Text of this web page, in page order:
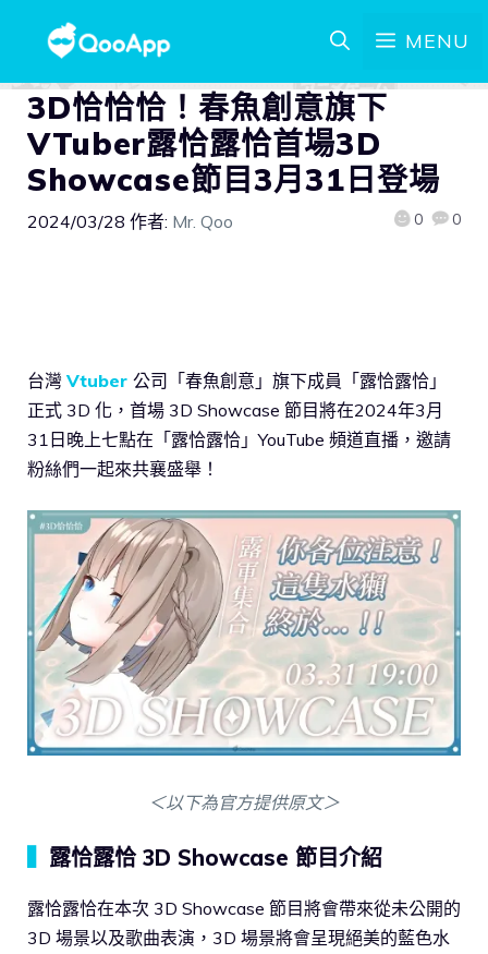
MENU
3D恰恰恰！春魚創意旗下
VTuber露恰露恰首場3D
Showcase節目3月31日登場
2024/03/28 作者: Mr. Qoo 0 0
台灣 Vtuber 公司「春魚創意」旗下成員「露恰露恰」
正式 3D 化，首場 3D Showcase 節目將在2024年3月
31日晚上七點在「露恰露恰」YouTube 頻道直播，邀請
粉絲們一起來共襄盛舉！
＜以下為官方提供原文＞
露恰露恰 3D Showcase 節目介紹
露恰露恰在本次 3D Showcase 節目將會帶來從未公開的
3D 場景以及歌曲表演，3D 場景將會呈現絕美的藍色水